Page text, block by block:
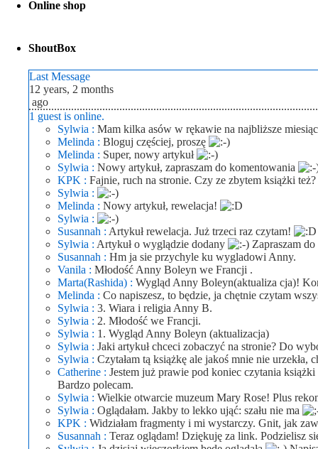
Online shop
ShoutBox
Last Message
12 years, 2 months
ago
1 guest is online.
Sylwia : Mam kilka asów w rękawie na najbliższe
Melinda : Bloguj częściej, proszę
Melinda : Super, nowy artykuł
Sylwia : Nowy artykuł, zapraszam do komentowania
KPK : Fajnie, ruch na stronie. Czy ze zbytem książki też?
Sylwia :
Melinda : Nowy artykuł, rewelacja!
Sylwia :
Susannah : Artykuł rewelacja. Już trzeci raz czytam!
Sylwia : Artykuł o wyglądzie dodany
Zapraszam
Susannah : Hm ja sie przychyle ku wygladowi Anny.
Vanila : Młodość Anny Boleyn we Francji .
Marta(Rashida) : Wygląd Anny Boleyn(aktualiza cja)!
Melinda : Co napiszesz, to będzie, ja chętnie czytam
Sylwia : 3. Wiara i religia Anny B.
Sylwia : 2. Młodość we Francji.
Sylwia : 1. Wygląd Anny Boleyn (aktualizacja)
Sylwia : Jaki artykuł chceci zobaczyć na stronie? Do
Sylwia : Czytałam tą książkę ale jakoś mnie nie
Catherine : Jestem już prawie pod koniec czytania
Bardzo polecam.
Sylwia : Wielkie otwarcie muzeum Mary Rose! Plus
Sylwia : Oglądałam. Jakby to lekko ująć: szału nie ma
KPK : Widziałam fragmenty i mi wystarczy. Gnit, jak
Susannah : Teraz oglądam! Dziękuję za link. Podzielisz